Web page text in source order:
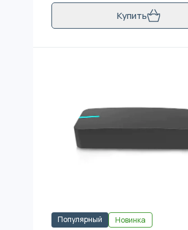
Купить
Популярный Новинка